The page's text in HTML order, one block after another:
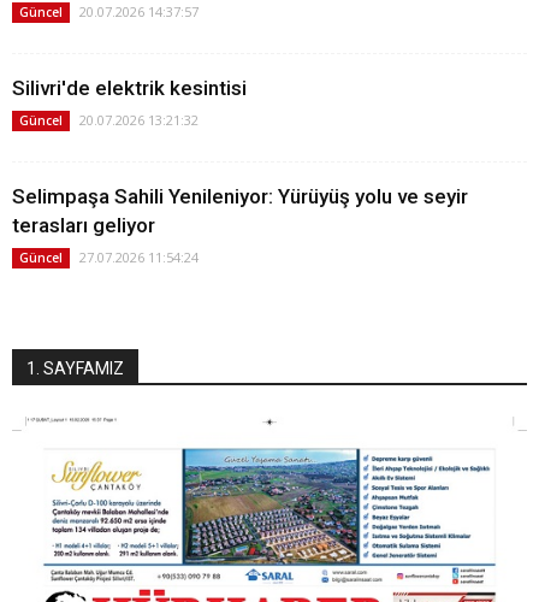
Güncel 20.07.2026 14:37:57
Silivri'de elektrik kesintisi
Güncel 20.07.2026 13:21:32
Selimpaşa Sahili Yenileniyor: Yürüyüş yolu ve seyir
terasları geliyor
Güncel 27.07.2026 11:54:24
1. SAYFAMIZ